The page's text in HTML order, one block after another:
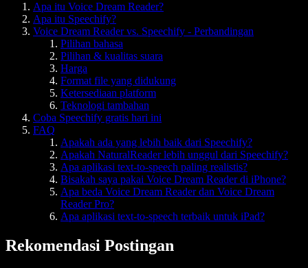
Apa itu Voice Dream Reader?
Apa itu Speechify?
Voice Dream Reader vs. Speechify - Perbandingan
Pilihan bahasa
Pilihan & kualitas suara
Harga
Format file yang didukung
Ketersediaan platform
Teknologi tambahan
Coba Speechify gratis hari ini
FAQ
Apakah ada yang lebih baik dari Speechify?
Apakah NaturalReader lebih unggul dari Speechify?
Apa aplikasi text-to-speech paling realistis?
Bisakah saya pakai Voice Dream Reader di iPhone?
Apa beda Voice Dream Reader dan Voice Dream
Reader Pro?
Apa aplikasi text-to-speech terbaik untuk iPad?
Rekomendasi Postingan